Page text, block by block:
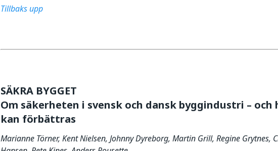
Tillbaks upp
SÄKRA BYGGET
Om säkerheten i svensk och dansk byggindustri – och
kan förbättras
Marianne Törner, Kent Nielsen, Johnny Dyreborg, Martin Grill, Regine Grytnes,